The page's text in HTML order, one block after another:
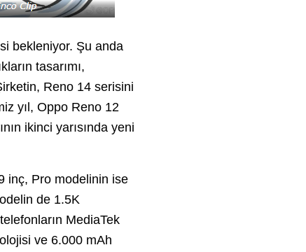
bekleniyor. Şu anda
tasarımı,
Reno 14 serisini
yıl, Oppo Reno 12
ikinci yarısında yeni
inç, Pro modelinin ise
de 1.5K
MediaTek
ve 6.000 mAh